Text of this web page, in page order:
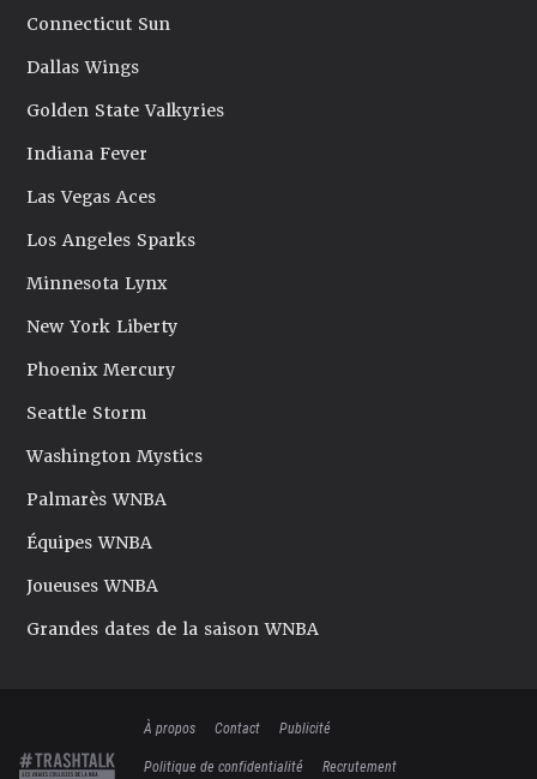
Connecticut Sun
Dallas Wings
Golden State Valkyries
Indiana Fever
Las Vegas Aces
Los Angeles Sparks
Minnesota Lynx
New York Liberty
Phoenix Mercury
Seattle Storm
Washington Mystics
Palmarès WNBA
Équipes WNBA
Joueuses WNBA
Grandes dates de la saison WNBA
À propos Contact
Publicité
Politique de confidentialité
Recrutement